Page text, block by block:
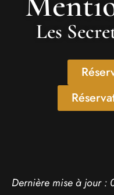
Les
Dernière mise à jour :